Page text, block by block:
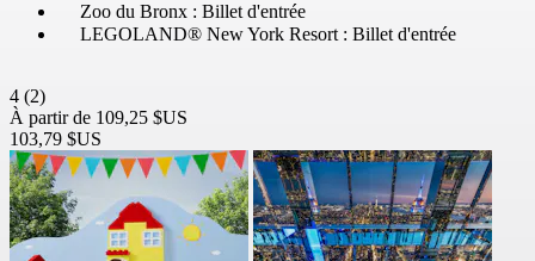
Zoo du Bronx : Billet d'entrée
LEGOLAND® New York Resort : Billet d'entrée
4 (2)
À partir de 109,25 $US
103,79 $US